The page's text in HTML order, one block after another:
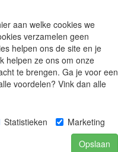
aan welke cookies we
verzamelen geen
helpen ons de site en je
helpen ze ons om onze
te brengen. Ga je voor een
voordelen? Vink dan alle
Statistieken
Marketing
Opslaan